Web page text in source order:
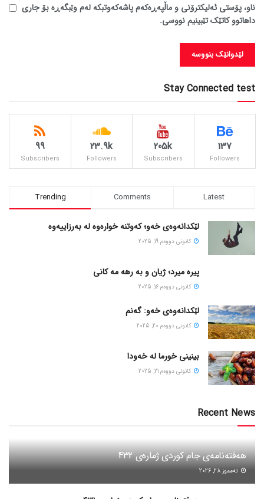
ناو، پۆستی ئەلیکترۆنی و ماڵپەڕەکەم پاشەکەوتبکە لەم وێبگەڕە بۆ جاری
داهاتوو کاتێک تێبینیم نووسی.
Stay Connected test
137
Followers
205k
Subscribers
23.9k
Followers
99
Subscribers
Trending Comments Latest
لێکدانەوەی خەو؛ کەوتنە خوارەوە لە بەرزاییەوە
كانونی دووه‌م 19, 2025
پیره میرد؛ ژیان و به رهه مه کانی
كانونی دووه‌م 16, 2025
لێکدانەوەی خەو: گەنم
كانونی دووه‌م 20, 2025
بینینی خورما لە خەودا
كانونی دووه‌م 21, 2025
Recent News
هەفتەنامەی جام کوردی ژمارەی 432
ته‌مموز 28, 2026